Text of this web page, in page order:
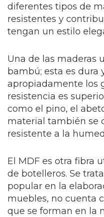
diferentes tipos de
resistentes y
tengan un estilo
Una de las maderas
bambú; esta es dura
apropiadamente los
resistencia es
como el pino, el
material también se
resistente a la
El MDF es otra fibra
de botelleros. Se
popular en la
muebles, no cuenta
que se forman en la